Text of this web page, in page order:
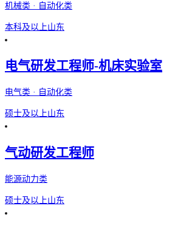
机械类 · 自动化类
本科及以上山东
电气研发工程师-机床实验室
电气类 · 自动化类
硕士及以上山东
气动研发工程师
能源动力类
硕士及以上山东